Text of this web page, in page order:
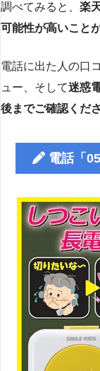
調べてみると、 楽
可能性が高いこと
電話に出た人の口
ュー、そして迷惑
後までご確認くださ
電話「